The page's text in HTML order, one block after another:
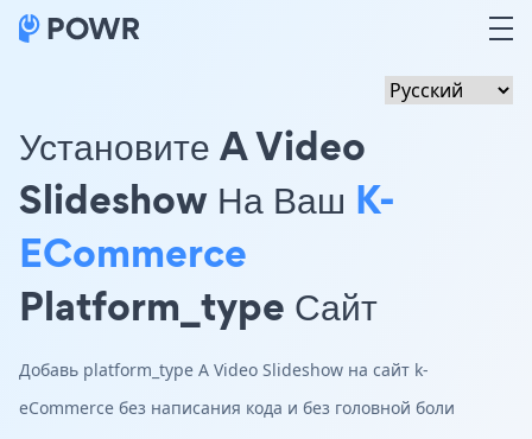
Установите A Video
Slideshow На Ваш K-
ECommerce
Platform_type Сайт
Добавь platform_type A Video Slideshow на сайт k-
eCommerce без написания кода и без головной боли